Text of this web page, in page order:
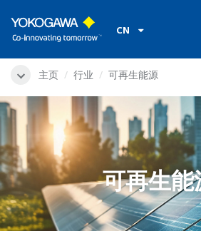
CN
主页 行业 可再生能源
可再生能